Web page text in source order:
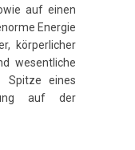
auf einen
Energie
körperlicher
wesentliche
Spitze eines
auf der